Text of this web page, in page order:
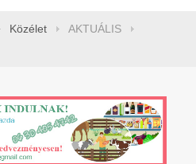
Közélet
AKTUÁLIS